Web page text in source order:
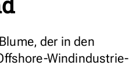
der in den
Windindustrie-